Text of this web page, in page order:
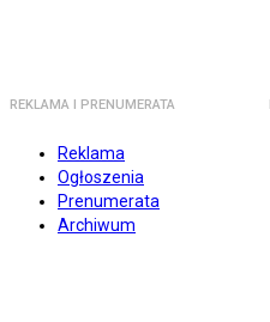
REKLAMA I PRENUMERATA
Reklama
Ogłoszenia
Prenumerata
Archiwum